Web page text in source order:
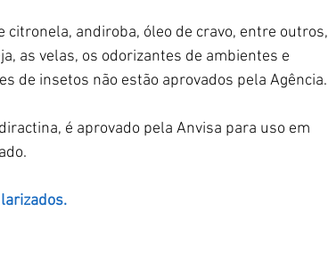
citronela, andiroba, óleo de cravo, entre outros,
as velas, os odorizantes de ambientes e
de insetos não estão aprovados pela Agência.
é aprovado pela Anvisa para uso em